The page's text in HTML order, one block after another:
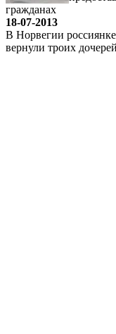
гражданах
18-07-2013
В Норвегии россиянке
вернули троих дочерей